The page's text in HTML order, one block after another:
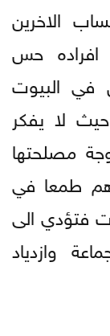
الاخرين
حس
في البيوت
لا يفكر
مصلحتها
طمعا في
فتؤدي الى
وازدياد